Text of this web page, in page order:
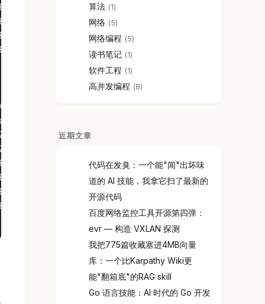
算法 1
网络 5
网络编程 5
读书笔记 1
软件工程 1
高并发编程 8
近期文章
代码在发臭：一个能"闻"出坏味
道的 AI 技能，我拿它扫了最新的
开源代码
百度网络监控工具开源第四弹：
evr — 构造 VXLAN 探测
我把775篇收藏塞进4MB向量
库：一个比Karpathy Wiki更
能"翻箱底"的RAG skill
Go 语言技能：AI 时代的 Go 开发